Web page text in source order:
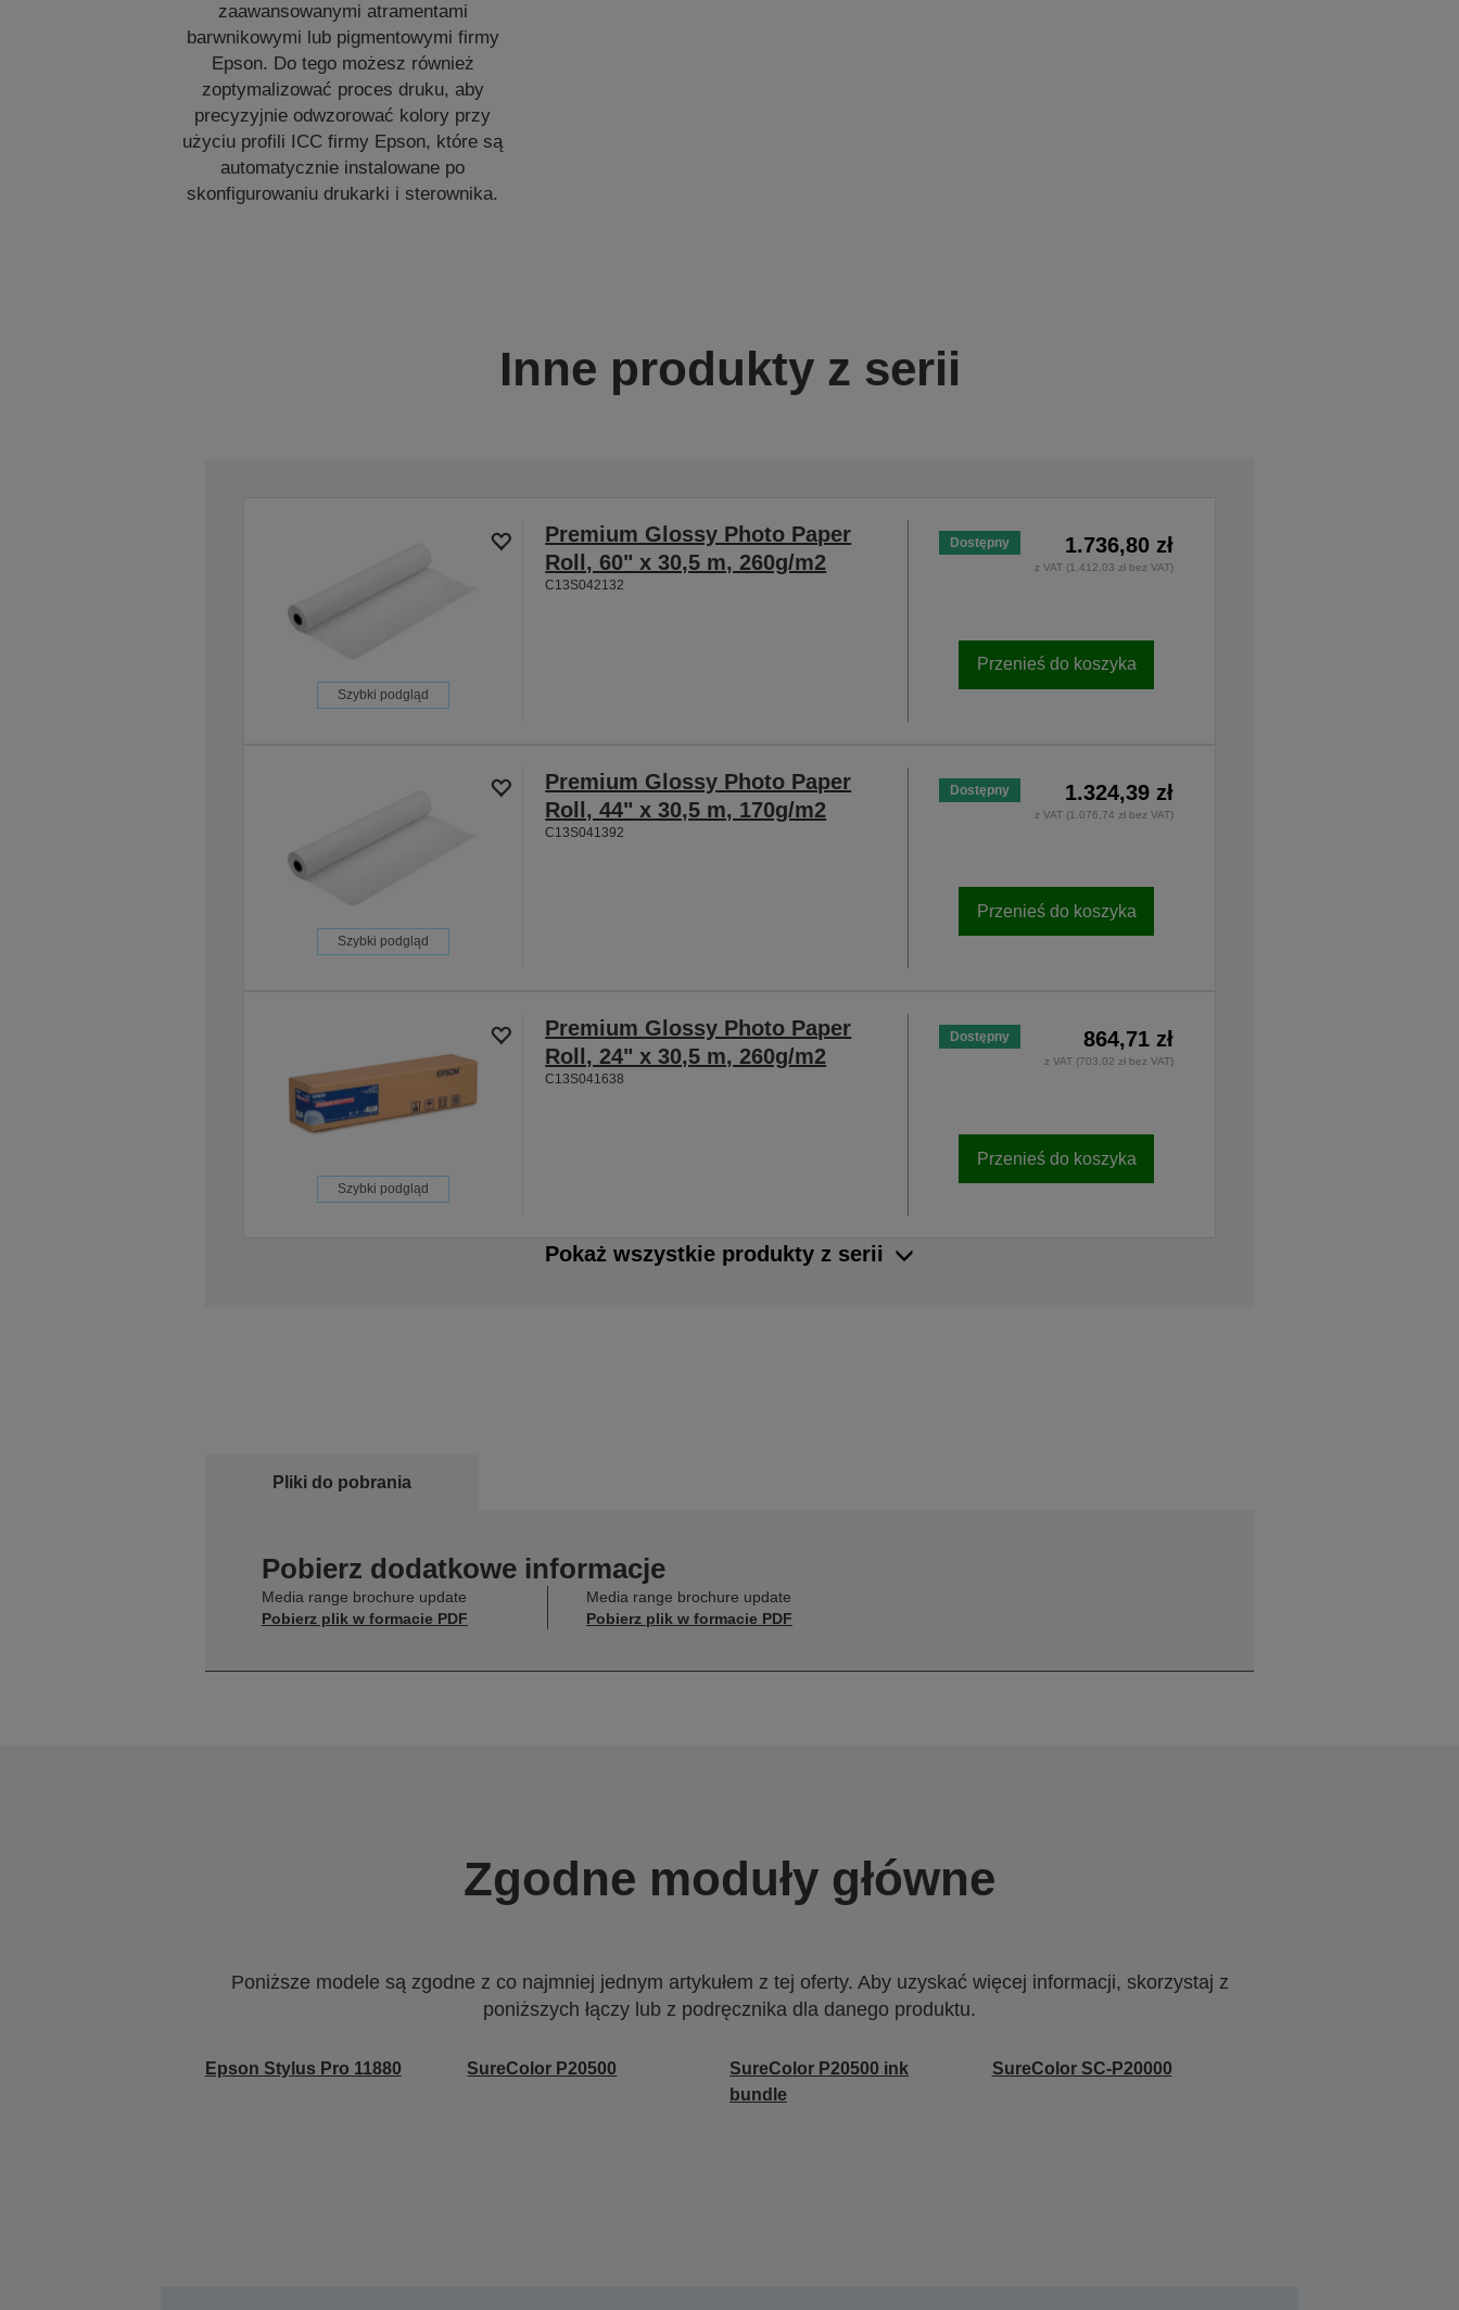
zaawansowanymi atramentami
barwnikowymi lub pigmentowymi firmy
Epson. Do tego możesz również
zoptymalizować proces druku, aby
precyzyjnie odwzorować kolory przy
użyciu profili ICC firmy Epson, które są
automatycznie instalowane po
skonfigurowaniu drukarki i sterownika.
Inne produkty z serii
Szybki podgląd
Premium Glossy Photo Paper
Roll, 60" x 30,5 m, 260g/m2
C13S042132
Dostępny 1.736,80 zł
z VAT (1.412,03 zł bez VAT)
Przenieś do koszyka
Szybki podgląd
Premium Glossy Photo Paper
Roll, 44" x 30,5 m, 170g/m2
C13S041392
Dostępny 1.324,39 zł
z VAT (1.076,74 zł bez VAT)
Przenieś do koszyka
Szybki podgląd
Premium Glossy Photo Paper
Roll, 24" x 30,5 m, 260g/m2
C13S041638
Dostępny 864,71 zł
z VAT (703,02 zł bez VAT)
Przenieś do koszyka
Pokaż wszystkie produkty z serii
Pliki do pobrania
Pobierz dodatkowe informacje
Media range brochure update
Pobierz plik w formacie PDF
Media range brochure update
Pobierz plik w formacie PDF
Zgodne moduły główne
Poniższe modele są zgodne z co najmniej jednym artykułem z tej oferty. Aby uzyskać więcej informacji, skorzystaj z
poniższych łączy lub z podręcznika dla danego produktu.
Epson Stylus Pro 11880 SureColor P20500
SureColor P20500 ink
bundle
SureColor SC-P20000